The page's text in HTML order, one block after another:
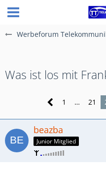
Werbeforum
Was ist los mit
1 … 21
beazba
Junior Mitglied